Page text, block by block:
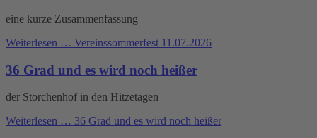
eine kurze Zusammenfassung
Weiterlesen … Vereinssommerfest 11.07.2026
36 Grad und es wird noch heißer
der Storchenhof in den Hitzetagen
Weiterlesen … 36 Grad und es wird noch heißer